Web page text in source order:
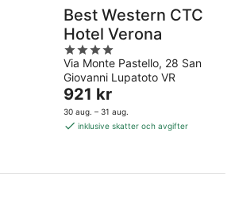
Best Western CTC
Hotel Verona
4
out
of
5
Via Monte Pastello, 28 San
Giovanni Lupatoto VR
Priset
är
921 kr
921 kr
30 aug. – 31 aug.
inklusive skatter och avgifter